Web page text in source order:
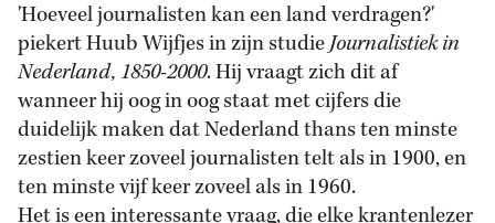
'Hoeveel journalisten kan een land verdragen?'
piekert Huub Wijfjes in zijn studieJournalistiek in
Nederland, 1850-2000. Hij vraagt zich dit af
wanneer hij oog in oog staat met cijfers die
duidelijk maken dat Nederland thans ten minste
zestien keer zoveel journalisten telt als in 1900, en
ten minste vijf keer zoveel als in 1960.
Het is een interessante vraag, die elke krantenlezer